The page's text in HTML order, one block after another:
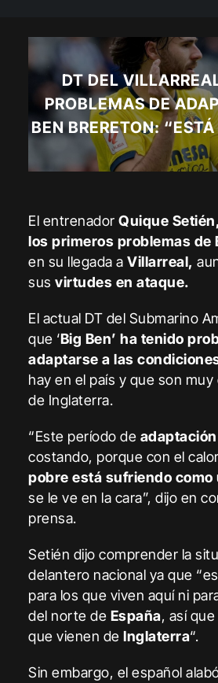
DT DEL
PROBLEMAS DE
BEN BRERETON:
El entrenadorQuique
los primeros problemas de
en su llegada aVillarreal,
susvirtudes en ataque.
El actual DT del Submarino
que ‘Big Ben’ ha tenido
adaptarse a las
hay en el país y que son muy
de Inglaterra.
“Este período de adaptación
costando, porque con el
pobre está sufriendo como
se le ve en la cara”, dijo en
prensa.
Setién dijo comprender la
delantero nacional ya que
para los que viven aquí ni
del norte de España, así
que vienen deInglaterra“.
Sin embargo, el español